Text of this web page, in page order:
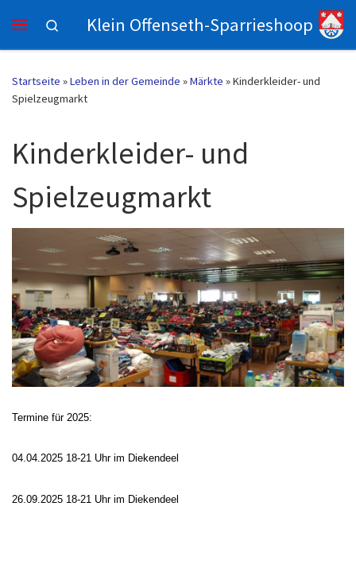
Zum Inhalt springenKlein Offenseth-Sparrieshoop
Search
Startseite »Leben in der Gemeinde »Märkte »Kinderkleider- und
Spielzeugmarkt
Kinderkleider- und
Spielzeugmarkt
Termine für 2025:
04.04.2025 18-21 Uhr im Diekendeel
26.09.2025 18-21 Uhr im Diekendeel